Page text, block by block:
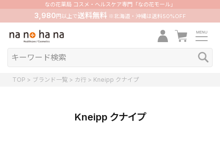
なの花薬局 コスメ・ヘルスケア専門「なの花モール」
3,980 円以上で送料無料※北海道・沖縄は送料50%OFF
TOP ブランド一覧 カ行 Kneipp クナイプ
Kneipp クナイプ